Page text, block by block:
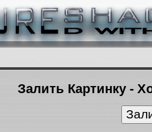
Залить Картинку -